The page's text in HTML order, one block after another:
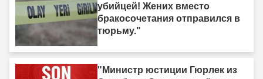
убийцей! Жених вместо
бракосочетания отправился в
тюрьму."
"Министр юстиции Гюрлек из